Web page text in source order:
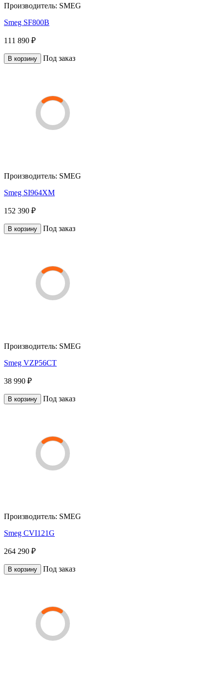
Производитель: SMEG
Smeg SF800B
111 890 ₽
В корзину Под заказ
Производитель: SMEG
Smeg SI964XM
152 390 ₽
В корзину Под заказ
Производитель: SMEG
Smeg VZP56CT
38 990 ₽
В корзину Под заказ
Производитель: SMEG
Smeg CVI121G
264 290 ₽
В корзину Под заказ